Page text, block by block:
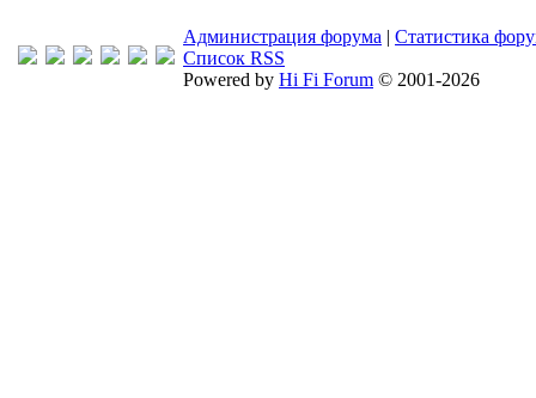
Администрация форума | Статистика
Список RSS
Powered by Hi Fi Forum © 2001-2026